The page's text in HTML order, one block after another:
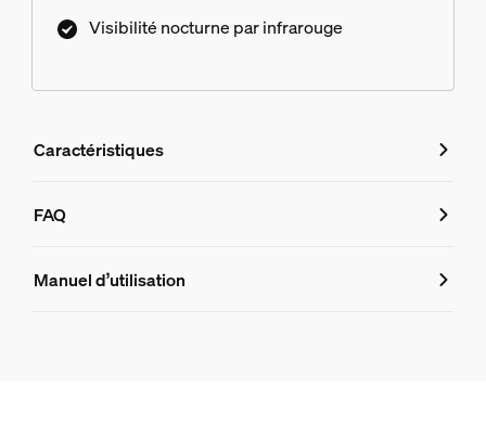
Visibilité nocturne par infrarouge
Caractéristiques
Caractéristiques
8720169342200
FAQ
FAQ
Manuel d’utilisation